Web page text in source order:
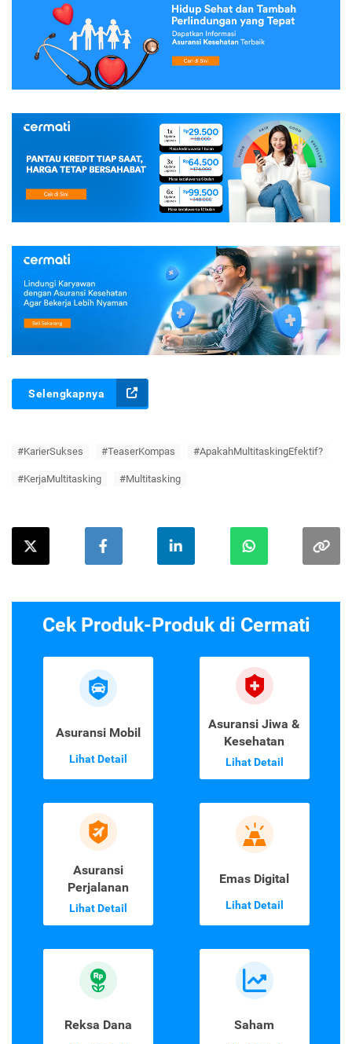
Selengkapnya
#KarierSukses #TeaserKompas #ApakahMultitaskingEfektif?
#KerjaMultitasking #Multitasking
Cek Produk-Produk di Cermati
Asuransi Mobil
Lihat Detail
Asuransi Jiwa &
Kesehatan
Lihat Detail
Asuransi
Perjalanan
Lihat Detail
Emas Digital
Lihat Detail
Reksa Dana Saham